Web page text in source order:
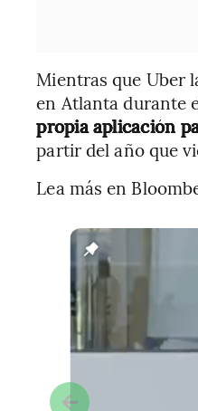
Mientras que Uber
en Atlanta durante
propia aplicación
partir del año que
Lea más en